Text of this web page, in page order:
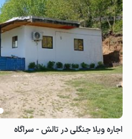
اجاره ویلا جنگلی در تالش - سراگاه